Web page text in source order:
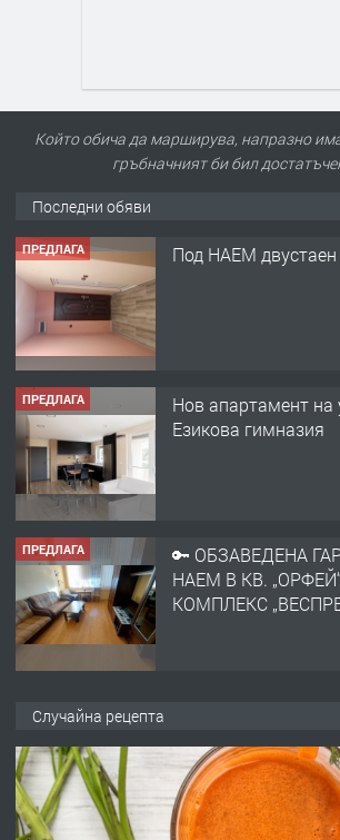
Който обича да марширува, напразно
гръбначният би бил
Последни обяви
ПРЕДЛАГА Под НАЕМ
ПРЕДЛАГА
Нов апартамент на
Езикова гимназия
ПРЕДЛАГА
🔑 ОБЗАВЕДЕНА
НАЕМ В КВ.
КОМПЛЕКС
АПАРТАМЕНТ В
ХАСКОВО
Случайна рецепта